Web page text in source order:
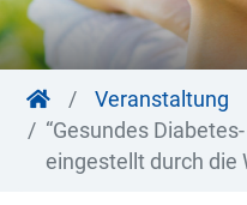
Veranstaltung
“Gesundes
eingestellt durch die